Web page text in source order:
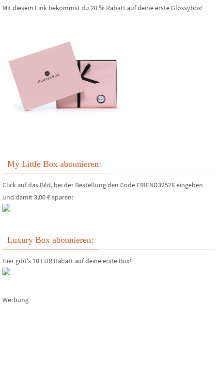
Mit diesem Link bekommst du 20 % Rabatt auf deine erste Glossybox!
My Little Box abonnieren:
Click auf das Bild, bei der Bestellung den Code FRIEND32528 eingeben
und damit 3,00 € sparen:
Luxury Box abonnieren:
Hier gibt's 10 EUR Rabatt auf deine erste Box!
Werbung